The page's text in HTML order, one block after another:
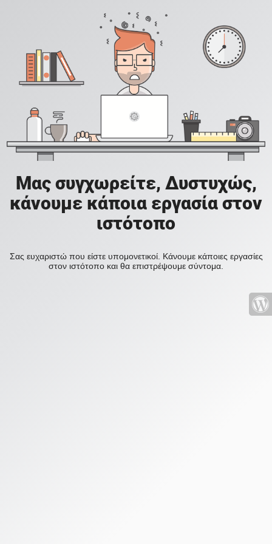
Μας συγχωρείτε, Δυστυχώς,
κάνουμε κάποια εργασία στον
ιστότοπο
Σας ευχαριστώ που είστε υπομονετικοί. Κάνουμε κάποιες εργασίες
στον ιστότοπο και θα επιστρέψουμε σύντομα.